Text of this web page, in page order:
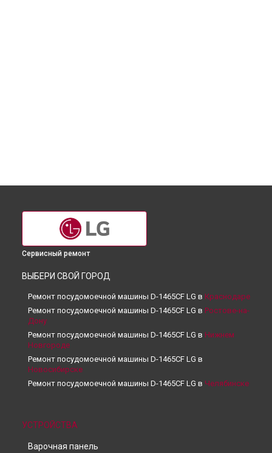
Сервисный ремонт
ВЫБЕРИ СВОЙ ГОРОД
Ремонт посудомоечной машины D-1465CF LG в Краснодаре
Ремонт посудомоечной машины D-1465CF LG в Ростове-на-
Дону
Ремонт посудомоечной машины D-1465CF LG в Нижнем
Новгороде
Ремонт посудомоечной машины D-1465CF LG в
Новосибирске
Ремонт посудомоечной машины D-1465CF LG в Челябинске
Ремонт посудомоечной машины D-1465CF LG в
Ремонт посудомоечной машины D-1465CF LG в
УСТРОЙСТВА
Варочная панель